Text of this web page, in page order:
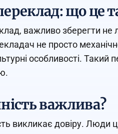
що це
важливо зберегти не
не просто
особливості. Такий
важлива?
викликає довіру. Люди